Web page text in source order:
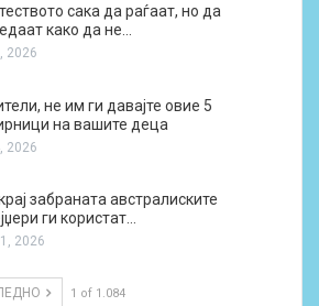
сака да раѓаат, но да
како да не…
2026
не им ги давајте овие 5
на вашите деца
2026
забраната австралиските
ги користат…
2026
1 of 1.084